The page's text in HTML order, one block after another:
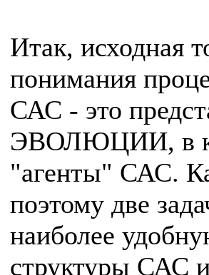
Итак, исходная
понимания
САС - это
ЭВОЛЮЦИИ, в
"агенты" САС.
поэтому две
наиболее
структуры САС